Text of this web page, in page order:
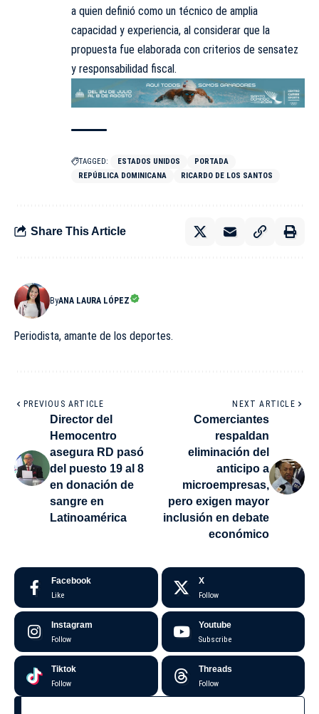
a quien definió como un técnico de amplia
capacidad y experiencia, al considerar que la
propuesta fue elaborada con criterios de sensatez
y responsabilidad fiscal.
TAGGED: ESTADOS UNIDOS
PORTADA
REPÚBLICA DOMINICANA
RICARDO DE LOS SANTOS
Share This Article
ByANA LAURA LÓPEZ
Periodista, amante de los deportes.
PREVIOUS ARTICLE
Director del
Hemocentro
asegura RD pasó
del puesto 19 al 8
en donación de
sangre en
Latinoamérica
NEXT ARTICLE
Comerciantes
respaldan
eliminación del
anticipo a
microempresas,
pero exigen mayor
inclusión en debate
económico
Facebook
Like
X
Follow
Instagram
Follow
Youtube
Subscribe
Tiktok
Follow
Threads
Follow